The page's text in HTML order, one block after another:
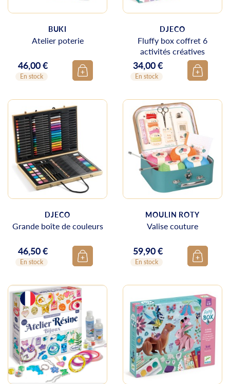
BUKI
Atelier poterie
Prix
46,00 €
En stock
DJECO
Fluffy box coffret 6
activités créatives
Prix
34,00 €
En stock
DJECO
Grande boîte de couleurs
Prix
46,50 €
En stock
MOULIN ROTY
Valise couture
Prix
59,90 €
En stock